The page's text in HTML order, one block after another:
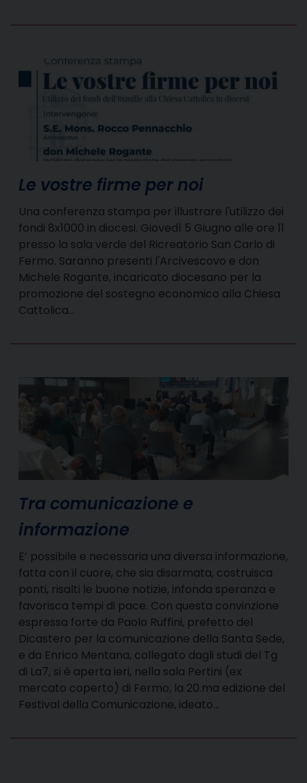
Le vostre firme per noi
Una conferenza stampa per illustrare l'utilizzo dei
fondi 8x1000 in diocesi. Giovedì 5 Giugno alle ore 11
presso la sala verde del Ricreatorio San Carlo di
Fermo. Saranno presenti l'Arcivescovo e don
Michele Rogante, incaricato diocesano per la
promozione del sostegno economico alla Chiesa
Cattolica…
Tra comunicazione e
informazione
E’ possibile e necessaria una diversa informazione,
fatta con il cuore, che sia disarmata, costruisca
ponti, risalti le buone notizie, infonda speranza e
favorisca tempi di pace. Con questa convinzione
espressa forte da Paolo Ruffini, prefetto del
Dicastero per la comunicazione della Santa Sede,
e da Enrico Mentana, collegato dagli studi del Tg
di La7, si è aperta ieri, nella sala Pertini (ex
mercato coperto) di Fermo, la 20.ma edizione del
Festival della Comunicazione, ideato…